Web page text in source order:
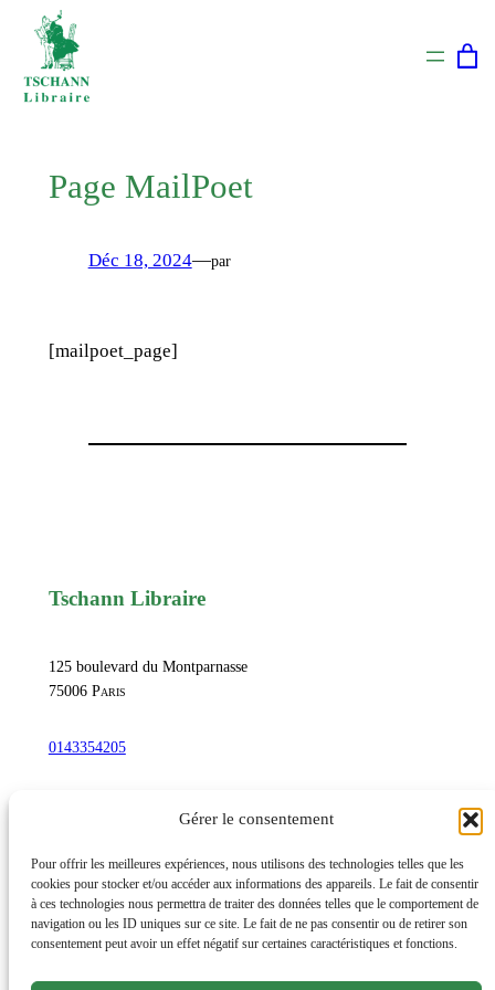
Gérer le consentement
Pour offrir les meilleures expériences, nous utilisons des technologies telles que les
cookies pour stocker et/ou accéder aux informations des appareils. Le fait de consentir
à ces technologies nous permettra de traiter des données telles que le comportement de
navigation ou les ID uniques sur ce site. Le fait de ne pas consentir ou de retirer son
consentement peut avoir un effet négatif sur certaines caractéristiques et fonctions.
Aller
contenu
Page MailPoet
Déc 18, 2024—par
[mailpoet_page]
Tschann Libraire
125 boulevard du Montparnasse
75006 Paris
0143354205
Instagram
Lundi au samedi : 10h-20h30